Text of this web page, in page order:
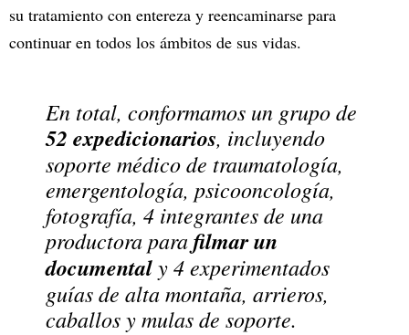
su tratamiento con entereza y reencaminarse para
continuar en todos los ámbitos de sus vidas.
En total, conformamos un grupo de
52 expedicionarios, incluyendo
soporte médico de traumatología,
emergentología, psicooncología,
fotografía, 4 integrantes de una
productora parafilmar un
documentaly 4 experimentados
guías de alta montaña, arrieros,
caballos y mulas de soporte.